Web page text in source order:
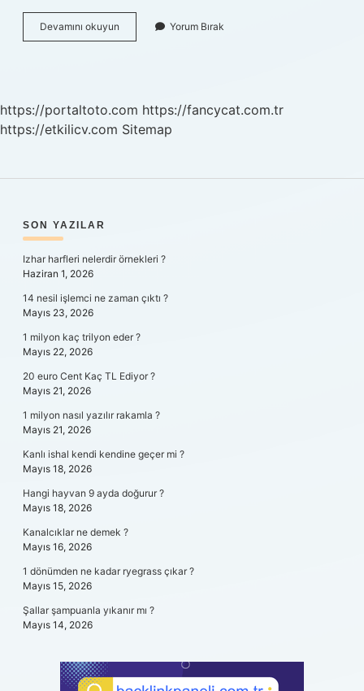
Devamını okuyun
Gıda
Yorum Bırak
https://portaltoto.com https://fancycat.com.tr
https://etkilicv.com Sitemap
SIDEBAR
SON YAZILAR
Izhar harfleri nelerdir örnekleri ?
Haziran 1, 2026
14 nesil işlemci ne zaman çıktı ?
Mayıs 23, 2026
1 milyon kaç trilyon eder ?
Mayıs 22, 2026
20 euro Cent Kaç TL Ediyor ?
Mayıs 21, 2026
1 milyon nasıl yazılır rakamla ?
Mayıs 21, 2026
Kanlı ishal kendi kendine geçer mi ?
Mayıs 18, 2026
Hangi hayvan 9 ayda doğurur ?
Mayıs 18, 2026
Kanalcıklar ne demek ?
Mayıs 16, 2026
1 dönümden ne kadar ryegrass çıkar ?
Mayıs 15, 2026
Şallar şampuanla yıkanır mı ?
Mayıs 14, 2026